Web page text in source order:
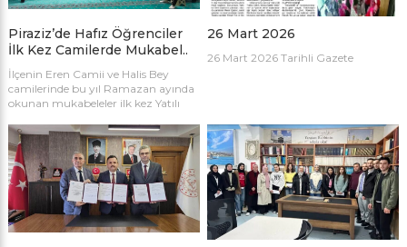
Piraziz’de Hafız Öğrenciler
İlk Kez Camilerde Mukabel..
İlçenin Eren Camii ve Halis Bey
camilerinde bu yıl Ramazan ayında
okunan mukabeleler ilk kez Yatılı
tarafından okundu.
26 Mart 2026
26 Mart 2026 Tarihli Gazete